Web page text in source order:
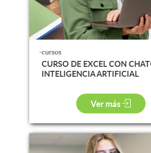
-cursos
CURSO DE EXCEL CON
INTELIGENCIA ARTIFICIAL
Ver más